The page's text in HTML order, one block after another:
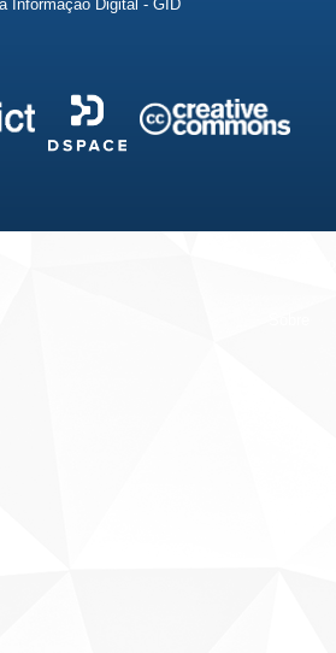
Informação Digital - GID